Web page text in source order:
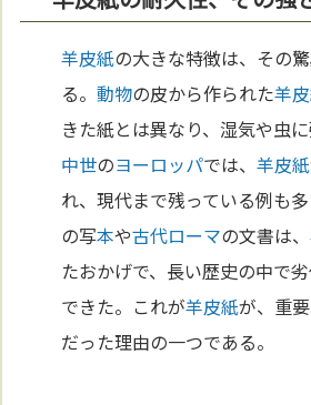
羊皮紙の大きな特徴は、その
る。動物の皮から作られた羊
きた紙とは異なり、湿気や虫
中世のヨーロッパでは、羊皮紙
れ、現代まで残っている例も
の写本や古代ローマの文書は、
たおかげで、長い歴史の中で
できた。これが羊皮紙が、重
だった理由の一つである。